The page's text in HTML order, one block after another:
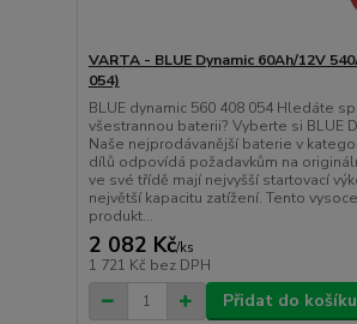
VARTA - BLUE Dynamic 60Ah/12V
054)
BLUE dynamic 560 408 054 Hledáte
všestrannou baterii? Vyberte si BLUE
Naše nejprodávanější baterie v
dílů odpovídá požadavkům na
ve své třídě mají nejvyšší startovací
největší kapacitu zatížení. Tento
produkt...
2 082 Kč/ks
1 721 Kč bez DPH
Přidat do košíku